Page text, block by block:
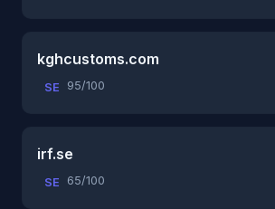
kghcustoms.com
SE 95/100
irf.se
SE 65/100